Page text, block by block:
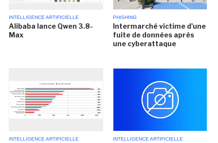
INTELLIGENCE ARTIFICIELLE
Alibaba lance Qwen 3.8-
Max
PHISHING
Intermarché victime d'une
fuite de données après
une cyberattaque
INTELLIGENCE ARTIFICIELLE INTELLIGENCE ARTIFICIELLE